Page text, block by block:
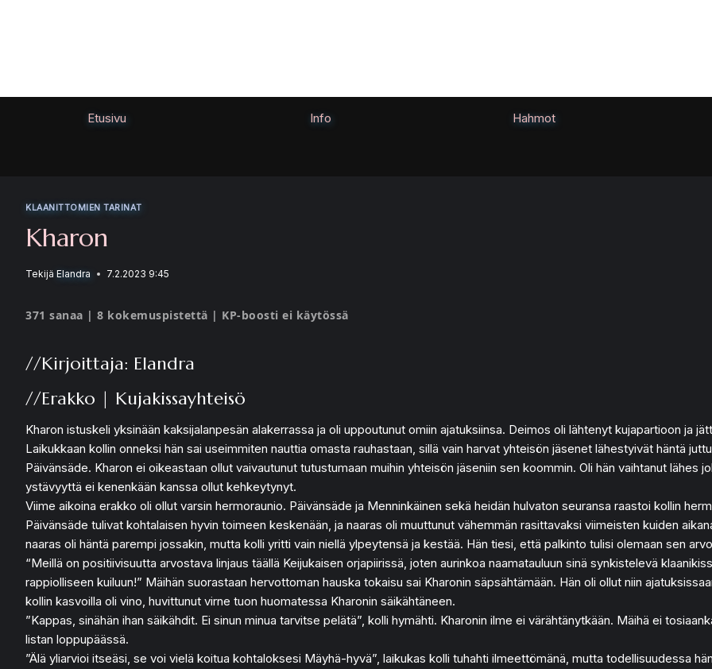
Etusivu Info Hahmot
KLAANITTOMIEN TARINAT
Kharon
Tekijä Elandra 7.2.2023 9:45
371 sanaa | 8 kokemuspistettä | KP-boosti ei käytössä
//Kirjoittaja: Elandra
//Erakko | Kujakissayhteisö
Kharon istuskeli yksinään kaksijalanpesän alakerrassa ja oli uppoutunut omiin ajatuksiinsa. Deimos oli lähtenyt kujapartioon ja
Laikukkaan kollin onneksi hän sai useimmiten nauttia omasta rauhastaan, sillä vain harvat yhteisön jäsenet lähestyivät häntä
Päivänsäde. Kharon ei oikeastaan ollut vaivautunut tutustumaan muihin yhteisön jäseniin sen koommin. Oli hän vaihtanut lähes
ystävyyttä ei kenenkään kanssa ollut kehkeytynyt.
Viime aikoina erakko oli ollut varsin hermoraunio. Päivänsäde ja Menninkäinen sekä heidän hulvaton seuransa raastoi kollin
Päivänsäde tulivat kohtalaisen hyvin toimeen keskenään, ja naaras oli muuttunut vähemmän rasittavaksi viimeisten kuiden
naaras oli häntä parempi jossakin, mutta kolli yritti vain niellä ylpeytensä ja kestää. Hän tiesi, että palkinto tulisi olemaan sen
“Meillä on positiivisuutta arvostava linjaus täällä Keijukaisen orjapiirissä, joten aurinkoa naamatauluun sinä synkistelevä
rappiolliseen kuiluun!” Mäihän suorastaan hervottoman hauska tokaisu sai Kharonin säpsähtämään. Hän oli ollut niin
kollin kasvoilla oli vino, huvittunut virne tuon huomatessa Kharonin säikähtäneen.
”Kappas, sinähän ihan säikähdit. Ei sinun minua tarvitse pelätä”, kolli hymähti. Kharonin ilme ei värähtänytkään. Mäihä ei
listan loppupäässä.
”Älä yliarvioi itseäsi, se voi vielä koitua kohtaloksesi Mäyhä-hyvä”, laikukas kolli tuhahti ilmeettömänä, mutta todellisuudessa